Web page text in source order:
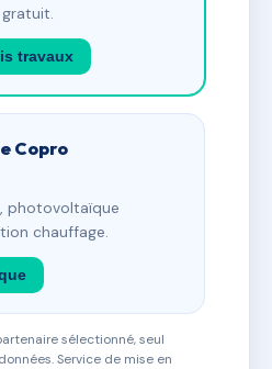
travaux
Copro
photovoltaïque
chauffage.
sélectionné, seul
Service de mise en